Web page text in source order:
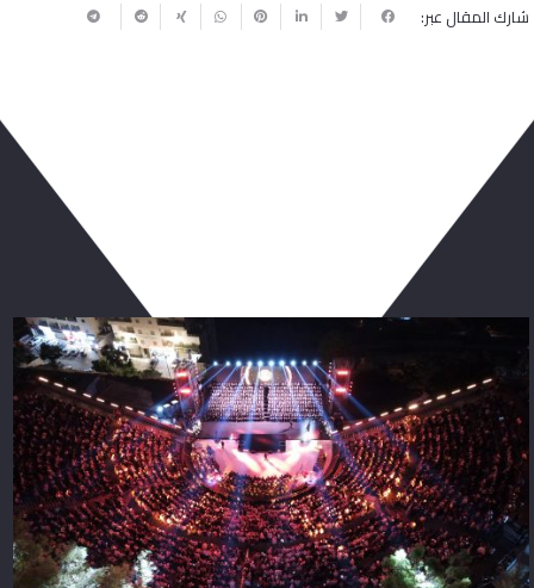
شارك المقال عبر: